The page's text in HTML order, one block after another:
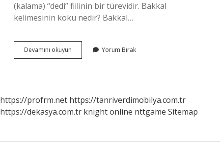
(kalama) “dedi” fiilinin bir türevidir. Bakkal
kelimesinin kökü nedir? Bakkal…
Devamını okuyun
Kelimesinin
Yorum Bırak
https://profrm.net https://tanriverdimobilya.com.tr
https://dekasya.com.tr knight online nttgame Sitemap